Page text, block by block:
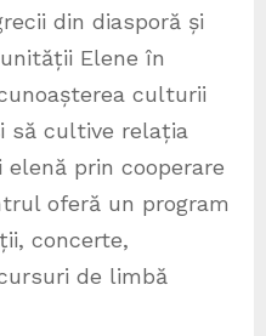
din diasporă și
Elene în
culturii
să cultive relația
prin cooperare
oferă un program
concerte,
de limbă